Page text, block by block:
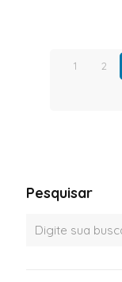
1 2
Pesquisar